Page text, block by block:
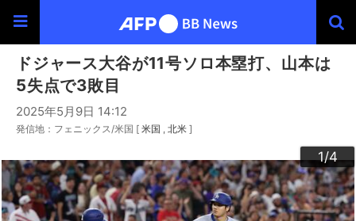
ドジャース大谷が11号ソロ本塁打、山本は
5失点で3敗目
2025年5月9日 14:12
発信地：フェニックス/米国 [ 米国 北米 ]
1/4
2/4
3/4
4/4